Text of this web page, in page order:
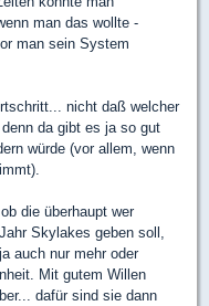
man das wollte -
man sein System
nicht daß welcher
da gibt es ja so gut
würde (vor allem, wenn
die überhaupt wer
Skylakes geben soll,
auch nur mehr oder
Mit gutem Willen
dafür sind sie dann